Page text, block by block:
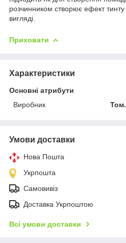
розчинником створює ефект
вигляді.
Приховати
Характеристики
Основні атрибути
Виробник
Умови доставки
Нова Пошта
Укрпошта
Самовивіз
Доставка Укрпоштою
Всі умови доставки